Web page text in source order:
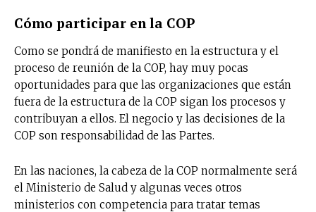
Cómo participar en la COP
Como se pondrá de manifiesto en la estructura y el
proceso de reunión de la COP, hay muy pocas
oportunidades para que las organizaciones que están
fuera de la estructura de la COP sigan los procesos y
contribuyan a ellos. El negocio y las decisiones de la
COP son responsabilidad de las Partes.
En las naciones, la cabeza de la COP normalmente será
el Ministerio de Salud y algunas veces otros
ministerios con competencia para tratar temas